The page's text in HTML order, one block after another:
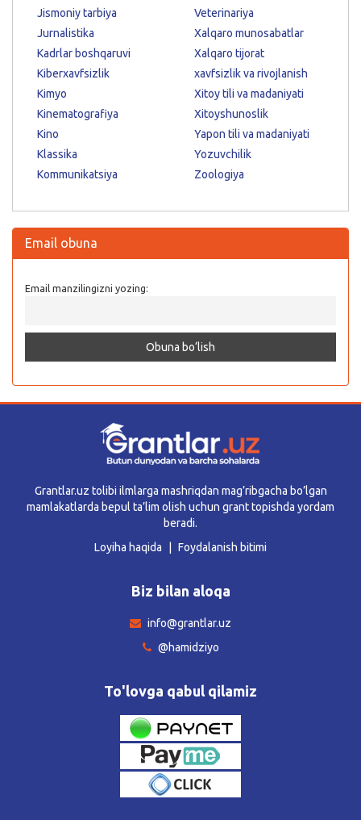
Jismoniy tarbiya
Jurnalistika
Kadrlar boshqaruvi
Kiberxavfsizlik
Kimyo
Kinematografiya
Kino
Klassika
Kommunikatsiya
Veterinariya
Xalqaro munosabatlar
Xalqaro tijorat
xavfsizlik va rivojlanish
Xitoy tili va madaniyati
Xitoyshunoslik
Yapon tili va madaniyati
Yozuvchilik
Zoologiya
Email obuna
Email manzilingizni yozing:
Grantlar.uz tolibi ilmlarga mashriqdan mag’ribgacha bo’lgan
mamlakatlarda bepul ta’lim olish uchun grant topishda yordam
beradi.
Loyiha haqida
Foydalanish bitimi
Biz bilan aloqa
info@grantlar.uz
@hamidziyo
To'lovga qabul qilamiz